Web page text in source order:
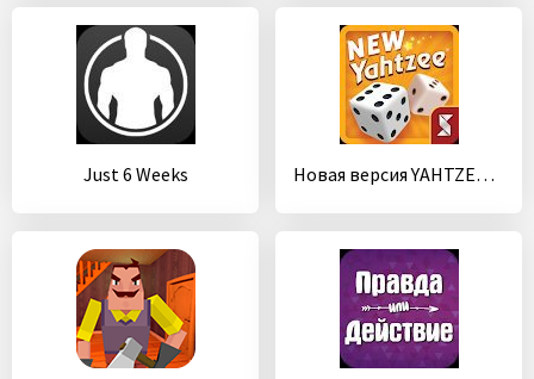
Just 6 Weeks Новая версия YAHTZEE® with Buddies